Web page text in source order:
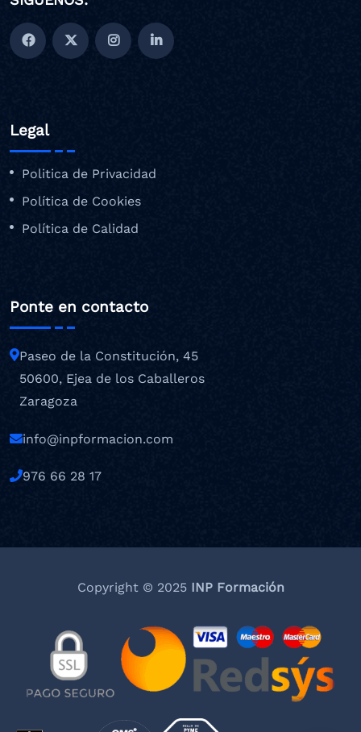
Legal
Politica de Privacidad
Política de Cookies
Política de Calidad
Ponte en contacto
Paseo de la Constitución, 45
50600, Ejea de los Caballeros
Zaragoza
info@inpformacion.com
976 66 28 17
Copyright © 2025INP Formación